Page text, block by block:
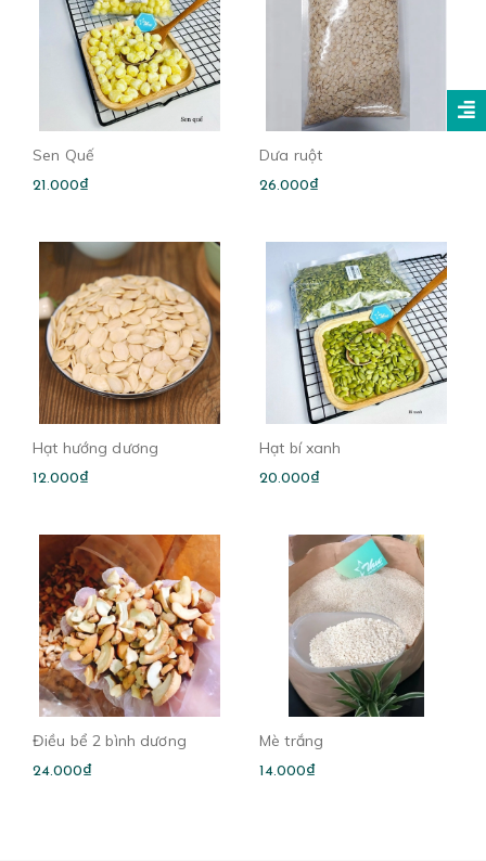
Sen Quế
21.000₫
Dưa ruột
26.000₫
Hạt hướng dương
12.000₫
Hạt bí xanh
20.000₫
Điều bể 2 bình dương
24.000₫
Mè trắng
14.000₫